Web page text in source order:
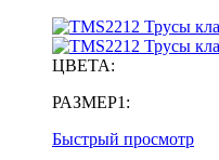
ЦВЕТА:
РАЗМЕР1:
Быстрый просмотр